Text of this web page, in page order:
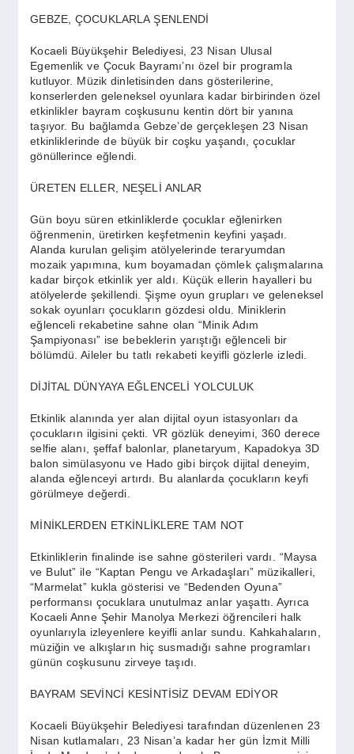
SPOR
YAŞAM
GEBZE, ÇOCUKLARLA ŞENLENDİ
Kocaeli Büyükşehir Belediyesi, 23 Nisan Ulusal
Egemenlik ve Çocuk Bayramı’nı özel bir programla
kutluyor. Müzik dinletisinden dans gösterilerine,
konserlerden geleneksel oyunlara kadar birbirinden özel
etkinlikler bayram coşkusunu kentin dört bir yanına
taşıyor. Bu bağlamda Gebze’de gerçekleşen 23 Nisan
etkinliklerinde de büyük bir coşku yaşandı, çocuklar
gönüllerince eğlendi.
ÜRETEN ELLER, NEŞELİ ANLAR
Gün boyu süren etkinliklerde çocuklar eğlenirken
öğrenmenin, üretirken keşfetmenin keyfini yaşadı.
Alanda kurulan gelişim atölyelerinde teraryumdan
mozaik yapımına, kum boyamadan çömlek çalışmalarına
kadar birçok etkinlik yer aldı. Küçük ellerin hayalleri bu
atölyelerde şekillendi. Şişme oyun grupları ve geleneksel
sokak oyunları çocukların gözdesi oldu. Miniklerin
eğlenceli rekabetine sahne olan “Minik Adım
Şampiyonası” ise bebeklerin yarıştığı eğlenceli bir
bölümdü. Aileler bu tatlı rekabeti keyifli gözlerle izledi.
DİJİTAL DÜNYAYA EĞLENCELİ YOLCULUK
Etkinlik alanında yer alan dijital oyun istasyonları da
çocukların ilgisini çekti. VR gözlük deneyimi, 360 derece
selfie alanı, şeffaf balonlar, planetaryum, Kapadokya 3D
balon simülasyonu ve Hado gibi birçok dijital deneyim,
alanda eğlenceyi artırdı. Bu alanlarda çocukların keyfi
görülmeye değerdi.
MİNİKLERDEN ETKİNLİKLERE TAM NOT
Etkinliklerin finalinde ise sahne gösterileri vardı. “Maysa
ve Bulut” ile “Kaptan Pengu ve Arkadaşları” müzikalleri,
“Marmelat” kukla gösterisi ve “Bedenden Oyuna”
performansı çocuklara unutulmaz anlar yaşattı. Ayrıca
Kocaeli Anne Şehir Manolya Merkezi öğrencileri halk
oyunlarıyla izleyenlere keyifli anlar sundu. Kahkahaların,
müziğin ve alkışların hiç susmadığı sahne programları
günün coşkusunu zirveye taşıdı.
BAYRAM SEVİNCİ KESİNTİSİZ DEVAM EDİYOR
Kocaeli Büyükşehir Belediyesi tarafından düzenlenen 23
Nisan kutlamaları, 23 Nisan’a kadar her gün İzmit Milli